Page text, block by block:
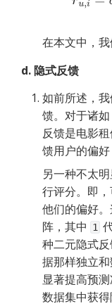
在本文中，我
d. 隐式反馈
如前所述，
馈。对于诸如
反馈是电影
馈用户的偏好
另一种不太
行评分。即
他们的偏好
阵，其中
1
种二元隐式
据那样独立
显著提高预
数据集中获得